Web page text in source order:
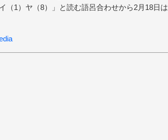
（1）ヤ（8）」と読む語呂合わせから2月18日は